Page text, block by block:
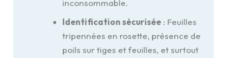
inconsommable.
Identification sécurisée: Feuilles
tripennées en rosette, présence de
poils sur tiges et feuilles, et surtout